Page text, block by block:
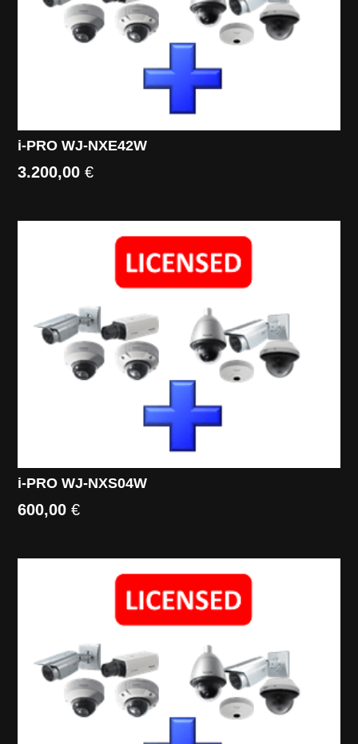
i-PRO WJ-NXE42W
3.200,00€
i-PRO WJ-NXS04W
600,00€